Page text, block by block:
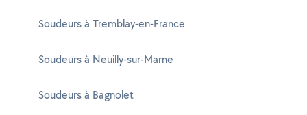
Soudeurs à Tremblay-en-France
Soudeurs à Neuilly-sur-Marne
Soudeurs à Bagnolet